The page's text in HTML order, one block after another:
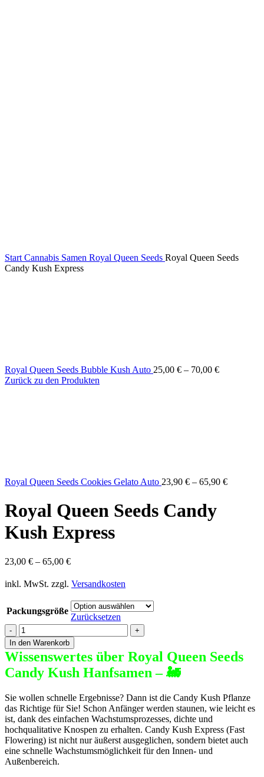
Start Cannabis Samen Royal Queen Seeds Royal Queen Seeds
Candy Kush Express
Royal Queen Seeds Bubble Kush Auto 25,00 € – 70,00 €
Zurück zu den Produkten
Royal Queen Seeds Cookies Gelato Auto 23,90 € – 65,90 €
Royal Queen Seeds Candy
Kush Express
23,00 € – 65,00 €
inkl. MwSt. zzgl. Versandkosten
Packungsgröße
Zurücksetzen
Royal
Queen
Seeds
Candy
Kush
Express
Menge
In den Warenkorb
Wissenswertes über Royal Queen Seeds
Candy Kush Hanfsamen– 🚂
Sie wollen schnelle Ergebnisse? Dann ist die Candy Kush Pflanze
das Richtige für Sie! Schon Anfänger werden staunen, wie leicht es
ist, dank des einfachen Wachstumsprozesses, dichte und
hochqualitative Knospen zu erhalten. Candy Kush Express (Fast
Flowering) ist nicht nur äußerst ausgeglichen, sondern bietet auch
eine schnelle Wachstumsmöglichkeit für den Innen- und
Außenbereich.